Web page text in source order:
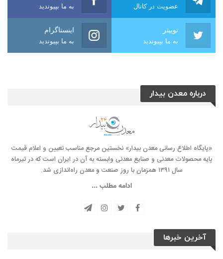
عضویت در کانال به ما بپیوندید
توییتر
به ما بپیوندید
اینستاگرام
به ما بپیوندید
درباره معدن بیدار
«پایگاه اطلاع رسانی معدن بیدار» نخستین مرجع مناسب تعیین و اعلام قیمت
پایه محصولات معدنی و صنایع معدنی وابسته به آن در ایران است که در تیرماه
سال ۱۳۹۱ همزمان با روز صنعت و معدن راه‌‌اندازی شد.
ادامه مطلب ...
آخرین خبرها